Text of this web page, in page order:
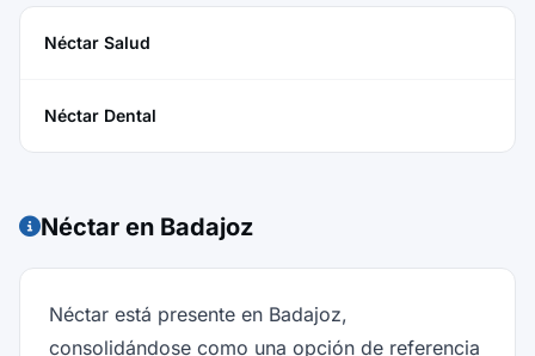
Néctar Salud
Néctar Dental
Néctar en Badajoz
Néctar está presente en Badajoz,
consolidándose como una opción de referencia